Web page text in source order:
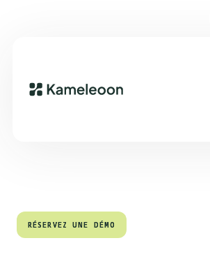
Sommaire
RÉSERVEZ UNE DÉMO
RÉSERVEZ UNE DÉMO